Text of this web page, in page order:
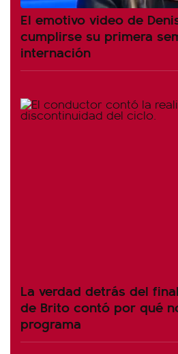
El emotivo video de
cumplirse su primera
internación
La verdad detrás del
de Brito contó por qué
programa